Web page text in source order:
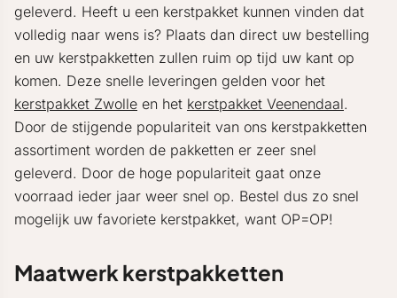
geleverd. Heeft u een kerstpakket kunnen vinden dat
volledig naar wens is? Plaats dan direct uw bestelling
en uw kerstpakketten zullen ruim op tijd uw kant op
komen. Deze snelle leveringen gelden voor het
kerstpakket Zwolle en het kerstpakket Veenendaal.
Door de stijgende populariteit van ons kerstpakketten
assortiment worden de pakketten er zeer snel
geleverd. Door de hoge populariteit gaat onze
voorraad ieder jaar weer snel op. Bestel dus zo snel
mogelijk uw favoriete kerstpakket, want OP=OP!
Maatwerk kerstpakketten